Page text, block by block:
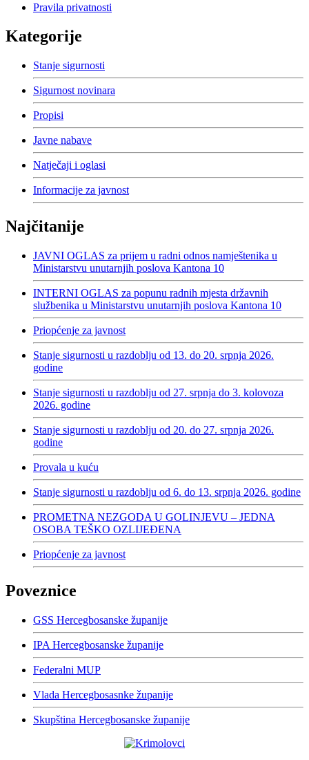
Pravila privatnosti
Kategorije
Stanje sigurnosti
Sigurnost novinara
Propisi
Javne nabave
Natječaji i oglasi
Informacije za javnost
Najčitanije
JAVNI OGLAS za prijem u radni odnos namještenika u
Ministarstvu unutarnjih poslova Kantona 10
INTERNI OGLAS za popunu radnih mjesta državnih
službenika u Ministarstvu unutarnjih poslova Kantona 10
Priopćenje za javnost
Stanje sigurnosti u razdoblju od 13. do 20. srpnja 2026.
godine
Stanje sigurnosti u razdoblju od 27. srpnja do 3. kolovoza
2026. godine
Stanje sigurnosti u razdoblju od 20. do 27. srpnja 2026.
godine
Provala u kuću
Stanje sigurnosti u razdoblju od 6. do 13. srpnja 2026. godine
PROMETNA NEZGODA U GOLINJEVU – JEDNA
OSOBA TEŠKO OZLIJEĐENA
Priopćenje za javnost
Poveznice
GSS Hercegbosanske županije
IPA Hercegbosanske županije
Federalni MUP
Vlada Hercegbosasnke županije
Skupština Hercegbosanske županije